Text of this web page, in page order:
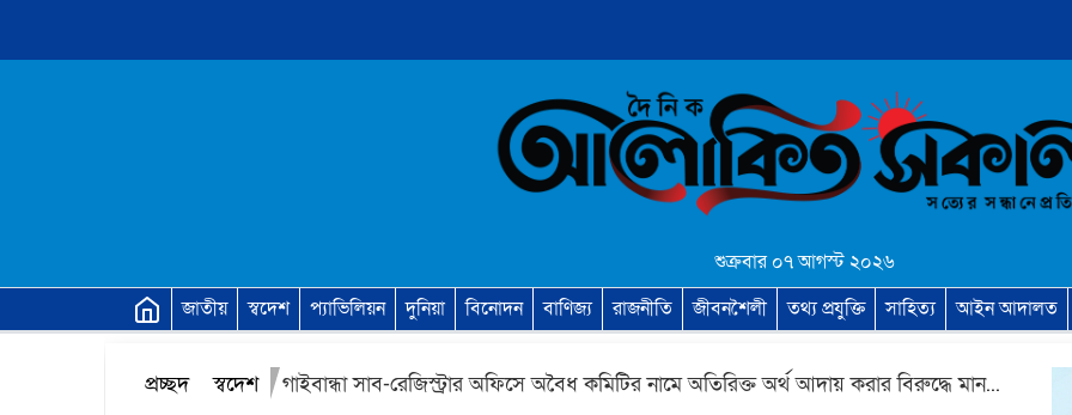
শুক্রবার ০৭ আগস্ট ২০২৬
জাতীয়
স্বদেশ প্যাভিলিয়ন দুনিয়া বিনোদন বাণিজ্য রাজনীতি জীবনশৈলী তথ্য প্রযুক্তি সাহিত্য আইন আদালত
প্রচ্ছদ স্বদেশ গাইবান্ধা সাব-রেজিস্ট্রার অফিসে অবৈধ কমিটির নামে অতিরিক্ত অর্থ আদায় করার বিরুদ্ধে মানববন্ধন